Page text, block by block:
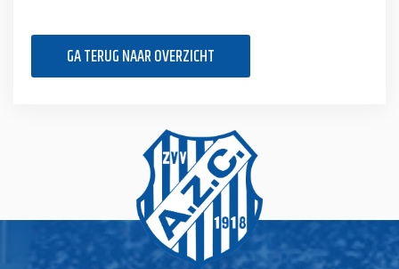
GA TERUG NAAR OVERZICHT